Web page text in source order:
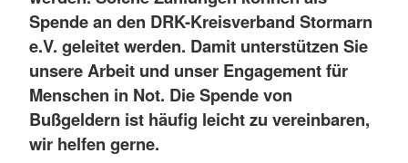
Spende an den DRK-Kreisverband Stormarn
e.V. geleitet werden. Damit unterstützen Sie
unsere Arbeit und unser Engagement für
Menschen in Not. Die Spende von
Bußgeldern ist häufig leicht zu vereinbaren,
wir helfen gerne.